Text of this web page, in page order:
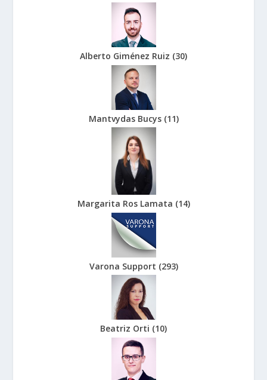
Alberto Giménez Ruiz (30)
Mantvydas Bucys (11)
Margarita Ros Lamata (14)
Varona Support (293)
Beatriz Orti (10)